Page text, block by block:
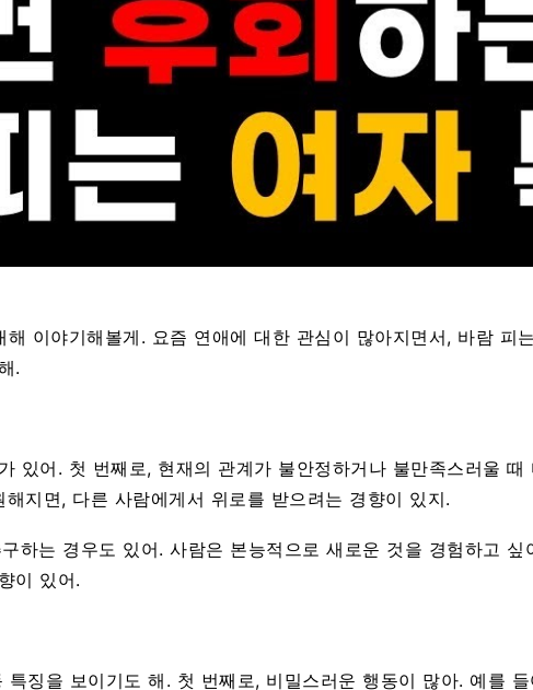
이야기해볼게. 요즘 연애에 대한 관심이 많아지면서, 바람
.
있어. 첫 번째로, 현재의 관계가 불안정하거나 불만족스러울
지면, 다른 사람에게서 위로를 받으려는 경향이 있지.
하는 경우도 있어. 사람은 본능적으로 새로운 것을 경험하고
이 있어.
징을 보이기도 해. 첫 번째로, 비밀스러운 행동이 많아. 예를